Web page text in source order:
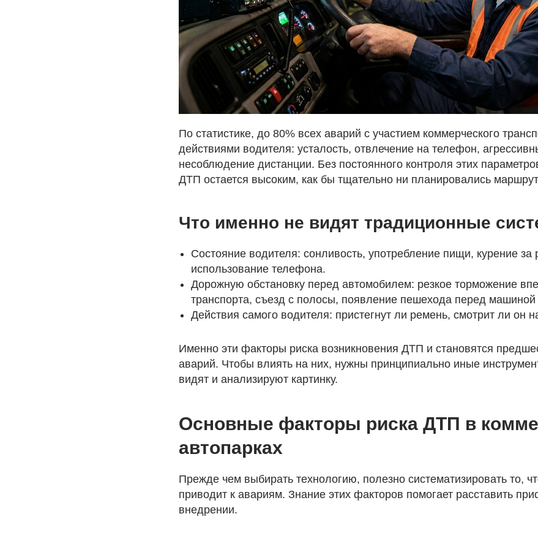
По статистике, до 80% всех аварий с участием коммерческого
действиями водителя: усталость, отвлечение на телефон,
несоблюдение дистанции. Без постоянного контроля этих
ДТП остается высоким, как бы тщательно ни планировались
Что именно не видят традиционные
Состояние водителя: сонливость, употребление пищи, курение за
использование телефона.
Дорожную обстановку перед автомобилем: резкое торможение
транспорта, съезд с полосы, появление пешехода перед машиной
Действия самого водителя: пристегнут ли ремень, смотрит ли он
Именно эти факторы риска возникновения ДТП и становятся
аварий. Чтобы влиять на них, нужны принципиально иные
видят и анализируют картинку.
Основные факторы риска ДТП в
автопарках
Прежде чем выбирать технологию, полезно систематизировать то,
приводит к авариям. Знание этих факторов помогает расставить
внедрении.